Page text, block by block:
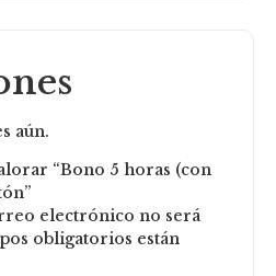
aún.
“Bono 5 horas (con
electrónico no será
obligatorios están